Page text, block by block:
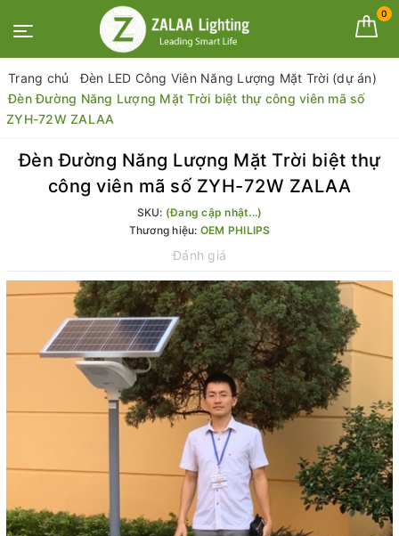
0
Trang chủ
Đèn LED Công Viên Năng Lượng Mặt Trời (dự án)
Đèn Đường Năng Lượng Mặt Trời biệt thự công viên mã số
ZYH-72W ZALAA
Đèn Đường Năng Lượng Mặt Trời biệt thự
công viên mã số ZYH-72W ZALAA
SKU: (Đang cập nhật...)
Thương hiệu: OEM PHILIPS
Đánh giá